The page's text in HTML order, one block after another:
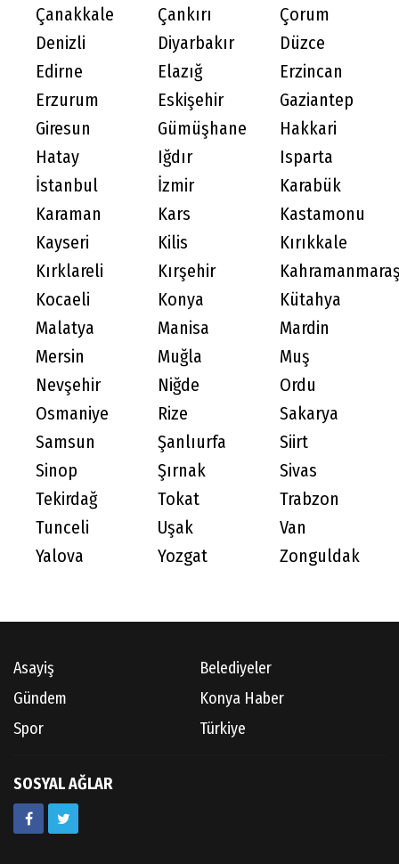
Çanakkale
Çankırı
Çorum
Denizli
Diyarbakır
Düzce
Edirne
Elazığ
Erzincan
Erzurum
Eskişehir
Gaziantep
Giresun
Gümüşhane
Hakkari
Hatay
Iğdır
Isparta
İstanbul
İzmir
Karabük
Karaman
Kars
Kastamonu
Kayseri
Kilis
Kırıkkale
Kırklareli
Kırşehir
Kocaeli
Konya
Kütahya
Malatya
Manisa
Mardin
Mersin
Muğla
Muş
Nevşehir
Niğde
Ordu
Osmaniye
Rize
Sakarya
Samsun
Şanlıurfa
Siirt
Sinop
Şırnak
Sivas
Tekirdağ
Tokat
Trabzon
Tunceli
Uşak
Van
Yalova
Yozgat Zonguldak
Asayiş
Belediyeler
Gündem
Konya Haber
Spor
Türkiye
SOSYAL AĞLAR